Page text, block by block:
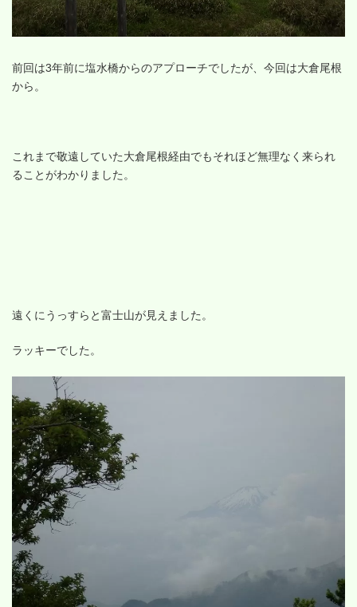
前回は3年前に塩水橋からのアプローチでしたが、今回は大倉尾根
から。
これまで敬遠していた大倉尾根経由でもそれほど無理なく来られ
ることがわかりました。
遠くにうっすらと富士山が見えました。
ラッキーでした。